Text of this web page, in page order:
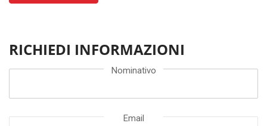
RICHIEDI INFORMAZIONI
Nominativo
Email